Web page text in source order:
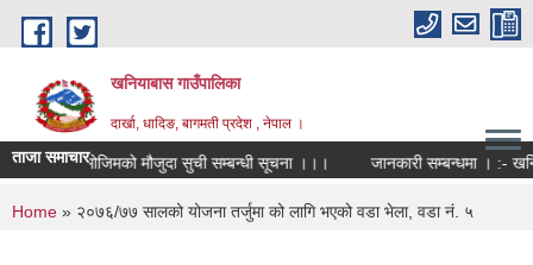
Skip to main content
खनियाबास गाउँपालिका
दार्खा, धादिङ, बागमती प्रदेश , नेपाल ।
ताजा समाचार
क. बमोजिमको मौजुदा सुची सम्बन्धी सूचना ।।। जानकारी सम्बन्धमा । :-
You are here
Home » २०७६/७७ सालको योजना तर्जुमा को लागि भएको वडा भेला, वडा नं. ५